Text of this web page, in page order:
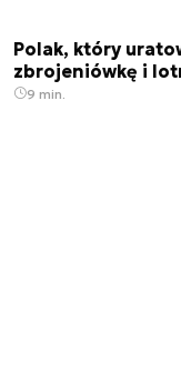
Polak, który
zbrojeniówkę i
9 min.